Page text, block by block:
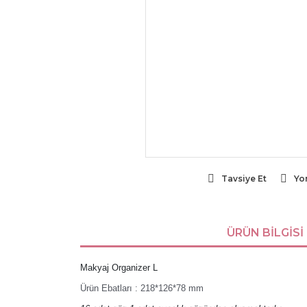
Tavsiye Et
ÜRÜN BILGISI
Makyaj Organizer L
Ürün Ebatları : 218*126*78 mm